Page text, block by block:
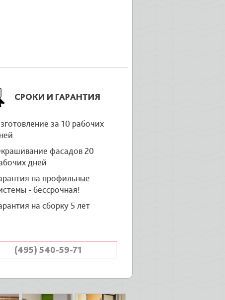
СРОКИ И ГАРАНТИЯ
за 10 рабочих
фасадов 20
дней
на профильные
- бессрочная!
на сборку 5 лет
(495) 540-59-71